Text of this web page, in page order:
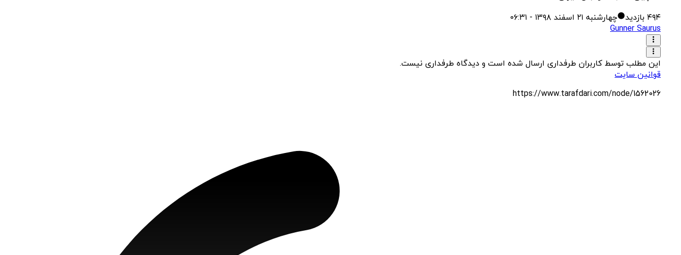
۴۹۴ بازدید
چهارشنبه ۲۱ اسفند ۱۳۹۸ - 0۶:۳۱
Gunner Saurus
این مطلب توسط کاربران طرفداری ارسال شده است و دیدگاه طرفداری نیست.
قوانین سایت
https://www.tarafdari.com/node/1562026